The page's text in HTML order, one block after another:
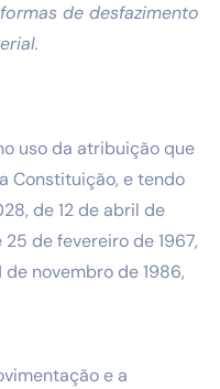
de desfazimento
no uso da atribuição que
Constituição, e tendo
de 12 de abril de
de fevereiro de 1967,
novembro de 1986,
e a